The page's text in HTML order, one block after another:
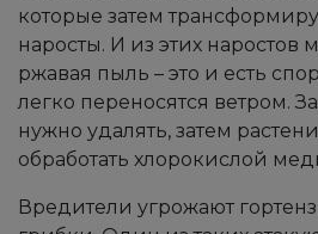
которые затем
наросты. И из этих наростов
ржавая пыль – это и есть
легко переносятся ветром.
нужно удалять, затем
обработать хлорокислой
Вредители угрожают